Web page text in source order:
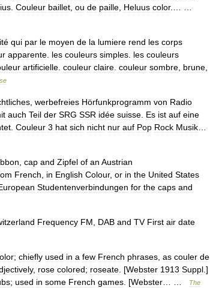
Couleur baillet ou de paille Heluus color.… …
qui par le moyen de la lumiere rend les corps
apparente les couleurs simples les couleurs
artificielle couleur claire couleur sombre brune
werbefreies Hörfunkprogramm von Radio
auch Teil der SRG SSR idée suisse Es ist auf eine
Couleur 3 hat sich nicht nur auf Pop Rock Musik
cap and Zipfel of an Austrian
French in English Colour, or in the United States
Studentenverbindungen for the caps and
Frequency FM DAB and TV First air date
; chiefly used in a few French phrases as couler de
, rose colored; roseate . [Webster 1913 Suppl .]
; used in some French games . [Webster
The